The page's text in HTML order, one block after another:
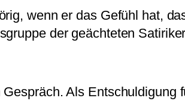
wenn er das Gefühl hat,
der geächteten
Als Entschuldigung